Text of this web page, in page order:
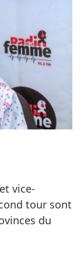
vice-
tour sont
du